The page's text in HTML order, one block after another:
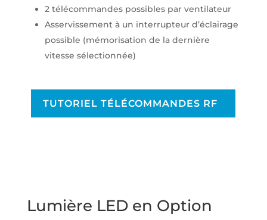
2 télécommandes possibles par ventilateur
Asservissement à un interrupteur d’éclairage
possible (mémorisation de la dernière
vitesse sélectionnée)
TUTORIEL TÉLÉCOMMANDES RF
Lumière LED en Option